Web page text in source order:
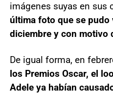
imágenes suyas en sus
última foto que se pudo
diciembre y con motivo
De igual forma, en
los Premios Oscar, el
Adele ya habían